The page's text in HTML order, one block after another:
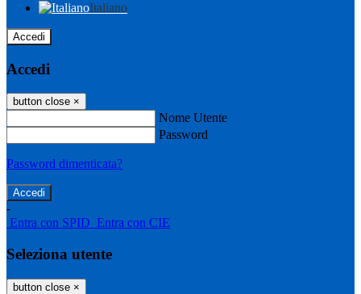
Italiano
Accedi
Accedi
button close ×
Nome Utente
Password
Password dimenticata?
-
Entra con SPID Entra con CIE
Seleziona utente
button close ×